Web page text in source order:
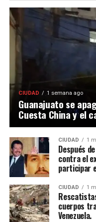
CIUDAD 1 semana ago
Guanajuato se
Cuesta China y el
CIUDAD 1
Después
contra el
participar
CIUDAD 1
cuerpos
Venezuela.